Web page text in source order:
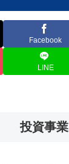
Facebook
LINE
投資事業